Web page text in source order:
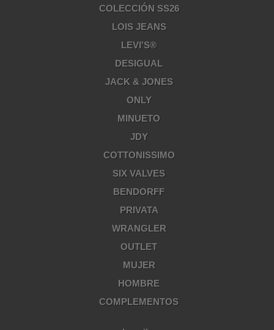
COLECCIÓN SS26
LOIS JEANS
LEVI'S®
DESIGUAL
JACK & JONES
ONLY
MINUETO
JDY
COTTONISSIMO
SIX VALVES
BENDORFF
PRIVATA
WRANGLER
OUTLET
MUJER
HOMBRE
COMPLEMENTOS